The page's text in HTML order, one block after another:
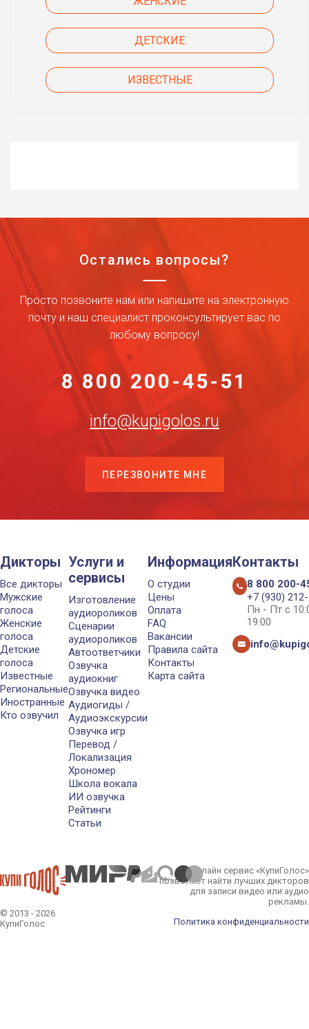
ДЕТСКИЕ
ИЗВЕСТНЫЕ
Остались вопросы?
Просто позвоните нам или напишите на электронную
почту и наш специалист проконсультирует вас по
любому вопросу!
8 800 200-45-51
info@kupigolos.ru
ПЕРЕЗВОНИТЕ МНЕ
Дикторы
Все дикторы
Мужские
голоса
Женские
голоса
Детские
голоса
Известные
Региональные
Иностранные
Кто озвучил
Услуги и
сервисы
Изготовление
аудиороликов
Сценарии
аудиороликов
Автоответчики
Озвучка
аудиокниг
Озвучка видео
Аудиогиды /
Аудиоэкскурсии
Озвучка игр
Перевод /
Локализация
Хрономер
Школа вокала
ИИ озвучка
Рейтинги
Статьи
Информация
О студии
Цены
Оплата
FAQ
Вакансии
Правила сайта
Контакты
Карта сайта
Контакты
8 800 200-
+7 (930)
Пн - Пт с
19:00
© 2013 - 2026
КупиГолос
Онлайн сервис «КупиГолос»
позволяет найти лучших дикторов
для записи видео или аудио
рекламы.
Политика конфиденциальности